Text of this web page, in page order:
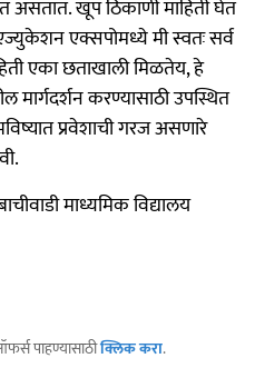
असतात. खूप ठिकाणी माहिती घेत
एक्सपोमध्ये मी स्वतः सर्व
एका छताखाली मिळतेय, हे
करण्यासाठी उपस्थित
प्रवेशाची गरज असणारे
माध्यमिक विद्यालय
पाहण्यासाठीक्लिक करा.